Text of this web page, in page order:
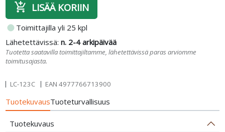
add_shopping_cart LISÄÄ KORIIN
fiber_manual_record Toimittajilla yli 25 kpl
Lähetettävissä:n. 2-4 arkipäivää
Tuotetta saatavilla toimittajiltamme, lähetettävissä paras arviomme
toimitusajasta.
LC-123C EAN 4977766713900
TuotekuvausTuoteturvallisuus
Tuotekuvaus